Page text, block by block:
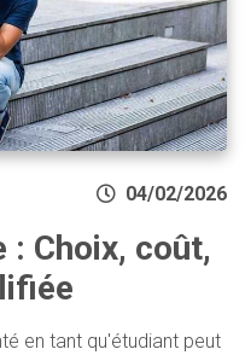
04/02/2026
Choix, coût,
en tant qu'étudiant peut